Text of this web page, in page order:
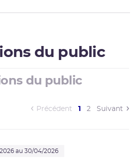
du public
du public
Précédent 1 (current)
2 Suivant
au 30/04/2026